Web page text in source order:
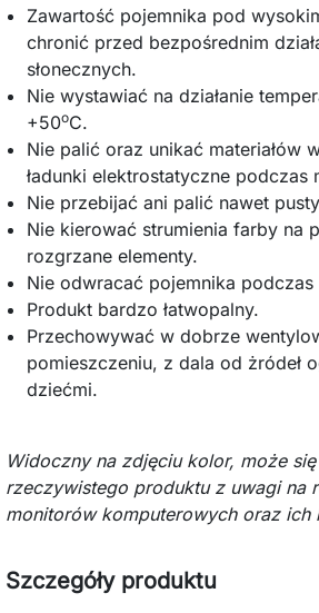
Zawartość pojemnika pod
chronić przed bezpośrednim
słonecznych.
Nie wystawiać na działanie
+50oC.
Nie palić oraz unikać materiałów
ładunki elektrostatyczne podczas
Nie przebijać ani palić nawet
Nie kierować strumienia farby na
rozgrzane elementy.
Nie odwracać pojemnika podczas
Produkt bardzo łatwopalny.
Przechowywać w dobrze
pomieszczeniu, z dala od żródeł
dziećmi.
Widoczny na zdjęciu kolor, może
rzeczywistego produktu z uwagi na
monitorów komputerowych oraz ich
Szczegóły produktu